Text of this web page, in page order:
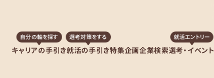
キャリアの手引き
自分の軸を探す
就活の手引き
選考対策をする
特集企画企業検索選考・イベント
就活エントリー